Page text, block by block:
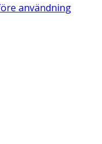
användning